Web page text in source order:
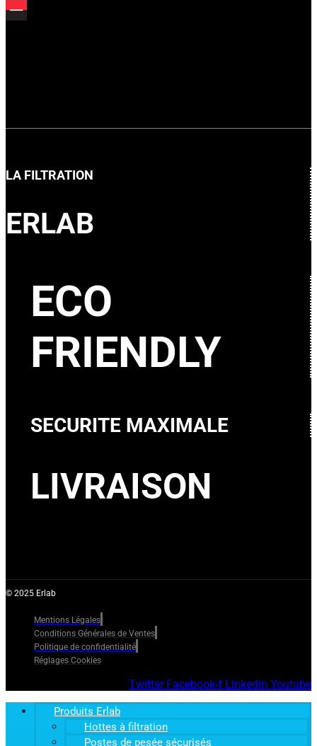
LA FILTRATION
ERLAB
ECO
FRIENDLY
SECURITE MAXIMALE
LIVRAISON
© 2025 Erlab
Mentions Légales
Conditions Générales de Ventes
Politique de confidentialité
Réglages Cookies
Twitter Facebook-f Linkedin Youtube
Produits Erlab
Hottes à filtration
Postes de pesée sécurisés